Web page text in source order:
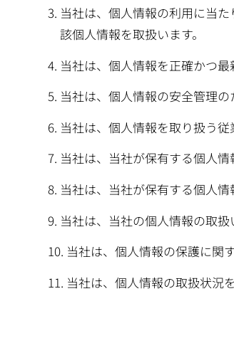
当社は、個人情報の利用に当
該個人情報を取扱います。
当社は、個人情報を正確かつ最
当社は、個人情報の安全管理の
当社は、個人情報を取り扱う
当社は、当社が保有する個人
当社は、当社が保有する個人
当社は、当社の個人情報の取
当社は、個人情報の保護に関
当社は、個人情報の取扱状況